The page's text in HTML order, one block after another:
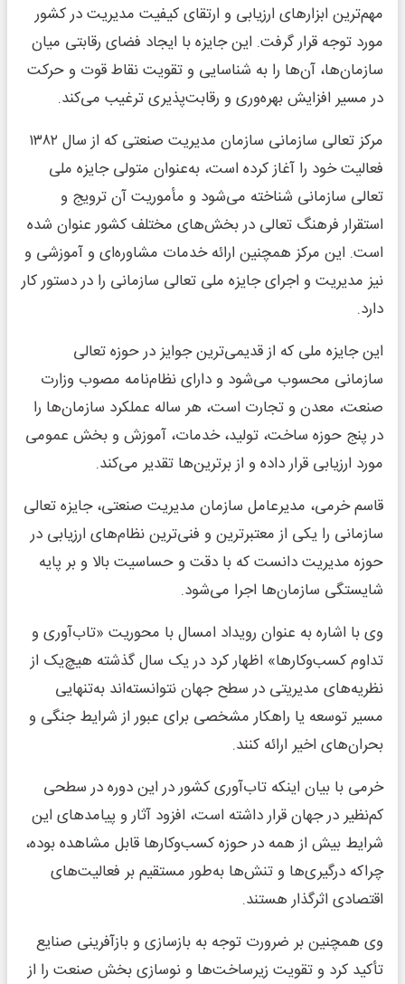
مهم‌ترین ابزارهای ارزیابی و ارتقای کیفیت مدیریت در کشور
مورد توجه قرار گرفت. این جایزه با ایجاد فضای رقابتی میان
سازمان‌ها، آن‌ها را به شناسایی و تقویت نقاط قوت و حرکت
در مسیر افزایش بهره‌وری و رقابت‌پذیری ترغیب می‌کند.
مرکز تعالی سازمانی سازمان مدیریت صنعتی که از سال ۱۳۸۲
فعالیت خود را آغاز کرده است، به‌عنوان متولی جایزه ملی
تعالی سازمانی شناخته می‌شود و مأموریت آن ترویج و
استقرار فرهنگ تعالی در بخش‌های مختلف کشور عنوان شده
است. این مرکز همچنین ارائه خدمات مشاوره‌ای و آموزشی و
نیز مدیریت و اجرای جایزه ملی تعالی سازمانی را در دستور کار
دارد.
این جایزه ملی که از قدیمی‌ترین جوایز در حوزه تعالی
سازمانی محسوب می‌شود و دارای نظام‌نامه مصوب وزارت
صنعت، معدن و تجارت است، هر ساله عملکرد سازمان‌ها را
در پنج حوزه ساخت، تولید، خدمات، آموزش و بخش عمومی
مورد ارزیابی قرار داده و از برترین‌ها تقدیر می‌کند.
قاسم خرمی، مدیرعامل سازمان مدیریت صنعتی، جایزه تعالی
سازمانی را یکی از معتبرترین و فنی‌ترین نظام‌های ارزیابی در
حوزه مدیریت دانست که با دقت و حساسیت بالا و بر پایه
شایستگی سازمان‌ها اجرا می‌شود.
وی با اشاره به عنوان رویداد امسال با محوریت «تاب‌آوری و
تداوم کسب‌وکارها» اظهار کرد در یک سال گذشته هیچ‌یک از
نظریه‌های مدیریتی در سطح جهان نتوانسته‌اند به‌تنهایی
مسیر توسعه یا راهکار مشخصی برای عبور از شرایط جنگی و
بحران‌های اخیر ارائه کنند.
خرمی با بیان اینکه تاب‌آوری کشور در این دوره در سطحی
کم‌نظیر در جهان قرار داشته است، افزود آثار و پیامدهای این
شرایط بیش از همه در حوزه کسب‌وکارها قابل مشاهده بوده،
چراکه درگیری‌ها و تنش‌ها به‌طور مستقیم بر فعالیت‌های
اقتصادی اثرگذار هستند.
وی همچنین بر ضرورت توجه به بازسازی و بازآفرینی صنایع
تأکید کرد و تقویت زیرساخت‌ها و نوسازی بخش صنعت را از